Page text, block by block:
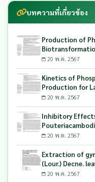
บทความที่เกี่ยวข้อง
Production of
tropicalis TISTR
TISTR 5606 as
20 พ.ค. 2567
Kinetics of
Production for
Utilizing Milling
Biopolymer
20 พ.ค. 2567
Inhibitory
Glucosidase and
20 พ.ค. 2567
Extraction of
(Lour.) Decne.
extract using
20 พ.ค. 2567